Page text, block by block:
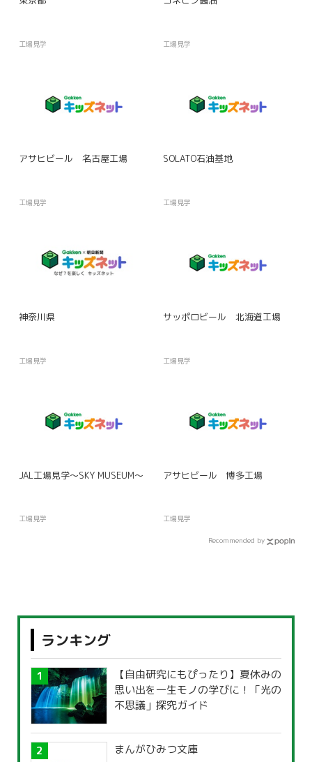
工場見学 工場見学
アサヒビール 名古屋工場
工場見学
SOLATO石油基地
工場見学
神奈川県
工場見学
サッポロビール 北海道工場
工場見学
JAL工場見学〜SKY MUSEUM〜
工場見学
アサヒビール 博多工場
工場見学
Recommended by
ランキング
【自由研究にもぴったり】夏休みの
思い出を一生モノの学びに！「光の
不思議」探究ガイド
まんがひみつ文庫